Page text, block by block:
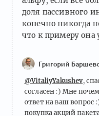
доля пассивного
конечно никогда
что к примеру она
Григорий
@VitaliyYakushev,
согласен :) Мне
ответ на ваш вопрос
покупка акций